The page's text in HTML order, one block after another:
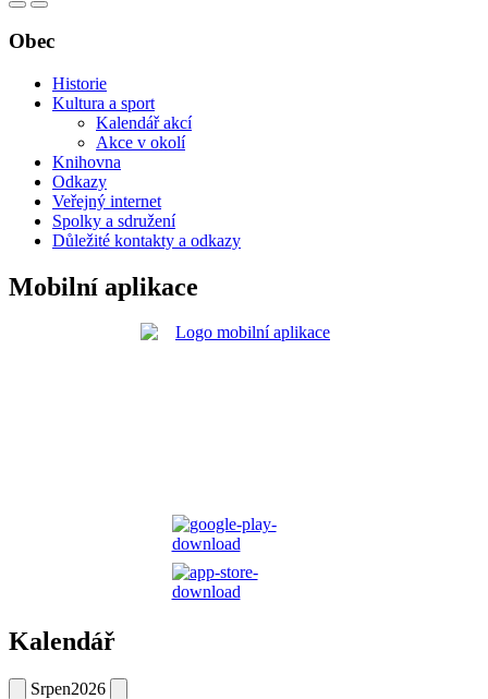
Obec
Historie
Kultura a sport
Kalendář akcí
Akce v okolí
Knihovna
Odkazy
Veřejný internet
Spolky a sdružení
Důležité kontakty a odkazy
Mobilní aplikace
Kalendář
Srpen2026